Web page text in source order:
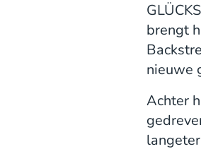
brengt
nieuwe
Achter